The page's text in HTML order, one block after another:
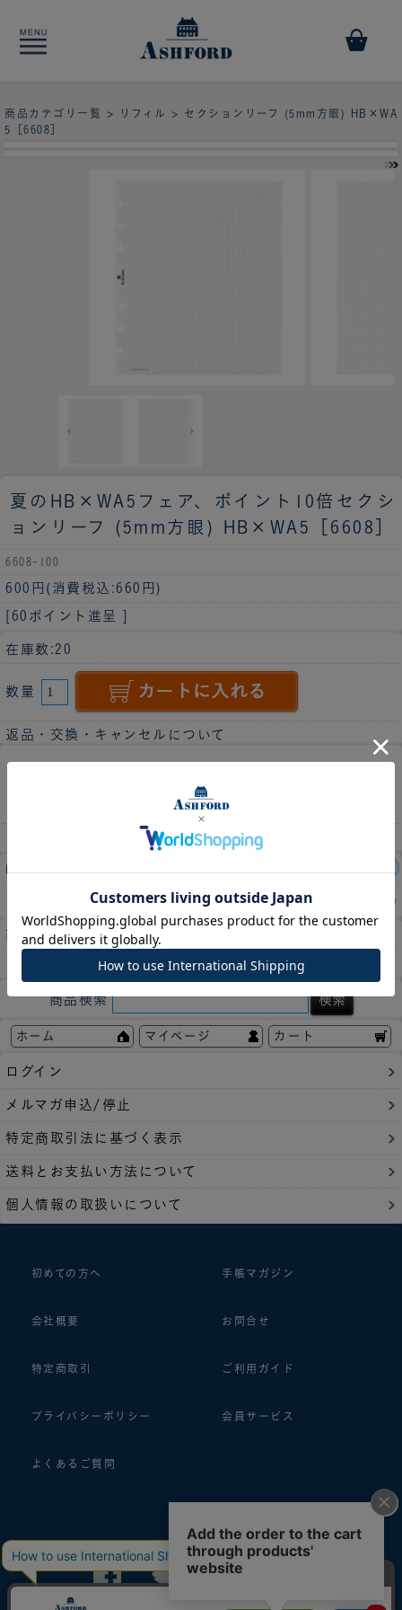
商品カテゴリ一覧 > リフィル
> セクションリーフ (5mm方眼) HB×WA
5［6608］
夏のHB×WA5フェア、ポイント10倍 セクシ
ョンリーフ (5mm方眼) HB×WA5［6608］
6608-100
600円 (消費税込:660円)
[60ポイント進呈 ]
在庫数:20
数量
返品・交換・キャンセルについて
ノート用に開発したサラッと書ける5
ミリ方眼用紙です。100枚入り
レビュー件数： 1件
この商品の平均評価： 5.00
商品についてのお問い合わせ
お気に入りに登録
商品検索
ホーム マイページ カート
ログイン
メルマガ申込/停止
特定商取引法に基づく表示
送料とお支払い方法について
個人情報の取扱いについて
初めての方へ 手帳マガジン
会社概要 お問合せ
特定商取引 ご利用ガイド
プライバシーポリシー 会員サービス
よくあるご質問
follow us!